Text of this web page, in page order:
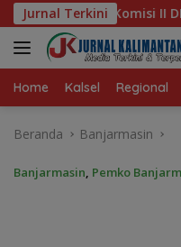
Langsung
ke
konten
Jurnal Terkini
Pemkot Banjarmasin
Home Kalsel Regional
Beranda Banjarmasin
Banjarmasin, Pemko